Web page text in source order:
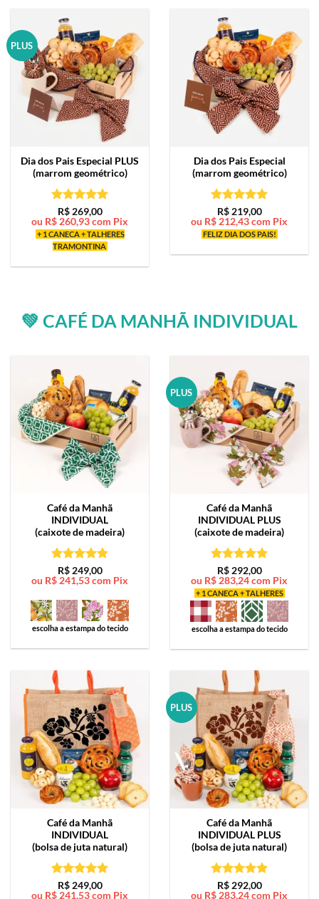
PLUS
Dia dos Pais Especial PLUS
(marrom geométrico)
Avaliação5
de 5
R$269,00
ou R$ 260,93com Pix
+ 1 CANECA + TALHERES
TRAMONTINA
Dia dos Pais Especial
(marrom geométrico)
Avaliação5
de 5
R$219,00
ou R$ 212,43com Pix
FELIZ DIA DOS PAIS!
💚 CAFÉ DA MANHÃ INDIVIDUAL
Café da Manhã
INDIVIDUAL
(caixote de madeira)
Avaliação5
de 5
R$249,00
ou R$241,53com Pix
escolha a estampa do tecido
PLUS
Café da Manhã
INDIVIDUAL PLUS
(caixote de madeira)
Avaliação5
de 5
R$292,00
ou R$283,24com Pix
+ 1 CANECA + TALHERES
escolha a estampa do tecido
Café da Manhã
INDIVIDUAL
(bolsa de juta natural)
Avaliação5
de 5
R$249,00
ou R$ 241,53com Pix
PLUS
Café da Manhã
INDIVIDUAL PLUS
(bolsa de juta natural)
Avaliação5
de 5
R$292,00
ou R$ 283,24com Pix